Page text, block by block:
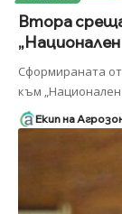
Втора
Сформираната
към
Екип на